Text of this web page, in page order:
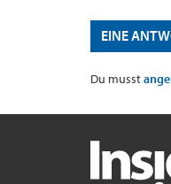
EINE
Du musst